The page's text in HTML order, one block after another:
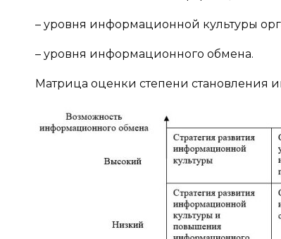
– уровня информационной культуры
– уровня информационного обмена.
Матрица оценки степени становления